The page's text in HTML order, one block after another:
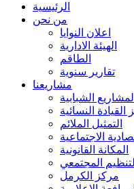
الرئيسية
من نحن
اعلان النوايا
الهيئة الادارية
الطاقم
تقارير سنوية
مشاريعنا
المشاريع الشبابية
النسائية
التمثيل الملائم
الاجتماعية
المكانة القانونية
التنظيم المجتمعي
مركز الكرمل